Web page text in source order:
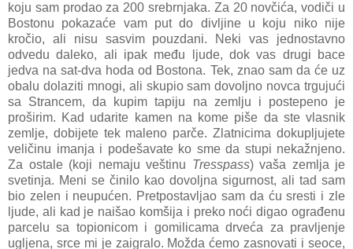
koju sam prodao za 200 srebrnjaka. Za 20 novčića, vodiči u
Bostonu pokazaće vam put do divljine u koju niko nije
kročio, ali nisu sasvim pouzdani. Neki vas jednostavno
odvedu daleko, ali ipak među ljude, dok vas drugi bace
jedva na sat-dva hoda od Bostona. Tek, znao sam da će uz
obalu dolaziti mnogi, ali skupio sam dovoljno novca trgujući
sa Strancem, da kupim tapiju na zemlju i postepeno je
proširim. Kad udarite kamen na kome piše da ste vlasnik
zemlje, dobijete tek maleno parče. Zlatnicima dokupljujete
veličinu imanja i podešavate ko sme da stupi nekažnjeno.
Za ostale (koji nemaju veštinu Tresspass) vaša zemlja je
svetinja. Meni se činilo kao dovoljna sigurnost, ali tad sam
bio zelen i neupućen. Pretpostavljao sam da ću sresti i zle
ljude, ali kad je naišao komšija i preko noći digao ograđenu
parcelu sa topionicom i gomilicama drveća za pravljenje
ugljena, srce mi je zaigralo. Možda ćemo zasnovati i seoce,